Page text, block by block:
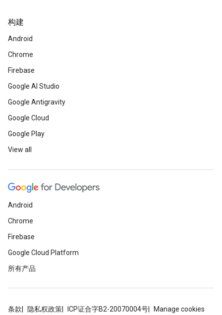
构建
Android
Chrome
Firebase
Google AI Studio
Google Antigravity
Google Cloud
Google Play
View all
Android
Chrome
Firebase
Google Cloud Platform
所有产品
条款 隐私权政策 ICP证合字B2-20070004号 Manage cookies